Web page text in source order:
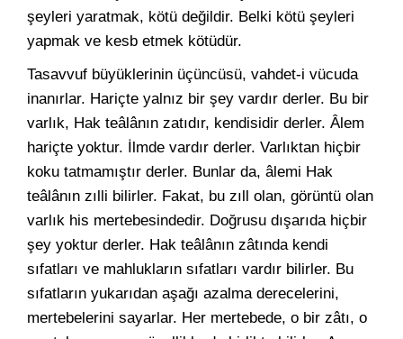
şeyleri yaratmak, kötü değildir. Belki kötü şeyleri
yapmak ve kesb etmek kötüdür.
Tasavvuf büyüklerinin üçüncüsü, vahdet-i vücuda
inanırlar. Hariçte yalnız bir şey vardır derler. Bu bir
varlık, Hak teâlânın zatıdır, kendisidir derler. Âlem
hariçte yoktur. İlmde vardır derler. Varlıktan hiçbir
koku tatmamıştır derler. Bunlar da, âlemi Hak
teâlânın zılli bilirler. Fakat, bu zıll olan, görüntü olan
varlık his mertebesindedir. Doğrusu dışarıda hiçbir
şey yoktur derler. Hak teâlânın zâtında kendi
sıfatları ve mahlukların sıfatları vardır bilirler. Bu
sıfatların yukarıdan aşağı azalma derecelerini,
mertebelerini sayarlar. Her mertebede, o bir zâtı, o